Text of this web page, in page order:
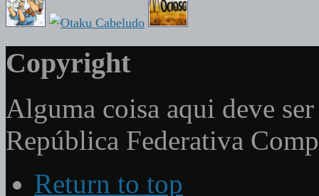
Copyright
Alguma coisa aqui deve
República Federativa
Return to top